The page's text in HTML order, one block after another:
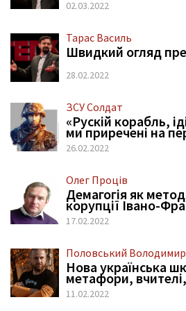
02.03.2022
Тарас Василь
Швидкий огляд
28.02.2022
ЗСУ Солдат
«Рускій корабль,
ми приречені на
26.02.2022
Олег Проців
Демагогія як
корупції Івано-
17.02.2022
Половський Володимир
Нова українська
метафори,
11.02.2022